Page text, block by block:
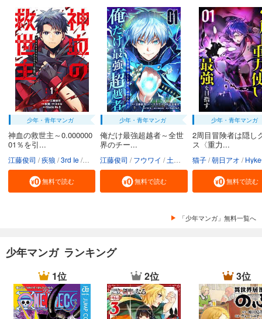
少年・青年マンガ
神血の救世主～0.000000
01％を引...
江藤俊司 疾狼 3rd Ie Studio No.9
無料で読む
少年・青年マンガ
俺だけ最強超越者～全世
界のチー...
江藤俊司 フウワイ 土田健太 3rd Ie maruco
無料で読む
少年・青年マンガ
2周目冒険者は隠し
ス〈重力...
猫子 朝日アオ
無料で読む
「少年マンガ」無料一覧へ
少年マンガ ランキング
1位 2位 3位